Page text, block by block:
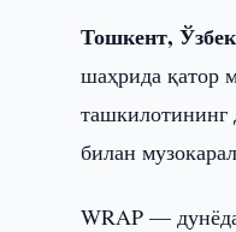
Тошкент,
шаҳрида қатор
ташкилотининг
билан
WRAP —